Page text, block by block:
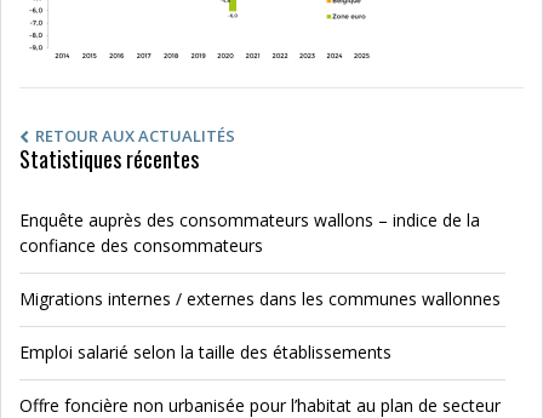
RETOUR AUX ACTUALITÉS
Statistiques récentes
Enquête auprès des consommateurs wallons – indice de la
confiance des consommateurs
Migrations internes / externes dans les communes wallonnes
Emploi salarié selon la taille des établissements
Offre foncière non urbanisée pour l’habitat au plan de secteur